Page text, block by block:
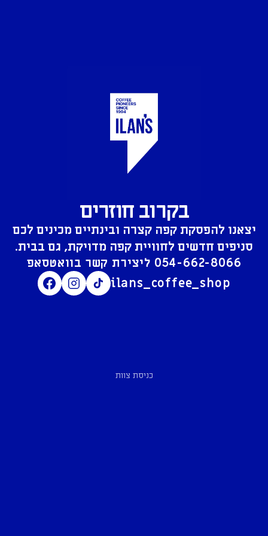
בקרוב חוזרים
יצאנו להפסקת קפה קצרה ובינתיים מכינים לכם
סניפים חדשים לחוויית קפה מדויקת, גם בבית.
054-662-8066
ilans_coffee_shop
כניסת צוות